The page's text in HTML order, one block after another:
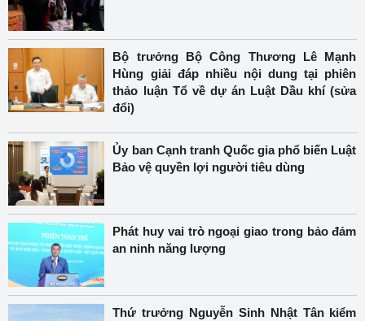
Bộ trưởng Bộ Công Thương Lê Mạnh
Hùng giải đáp nhiều nội dung tại phiên
thảo luận Tổ về dự án Luật Dầu khí (sửa
đổi)
Ủy ban Cạnh tranh Quốc gia phổ biến Luật
Bảo vệ quyền lợi người tiêu dùng
Phát huy vai trò ngoại giao trong bảo đảm
an ninh năng lượng
Thứ trưởng Nguyễn Sinh Nhật Tân kiểm